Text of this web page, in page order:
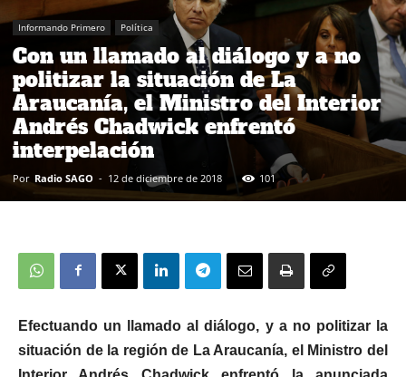
Informando Primero Política
Con un llamado al diálogo y a no
politizar la situación de La
Araucanía, el Ministro del Interior
Andrés Chadwick enfrentó
interpelación
Por Radio SAGO - 12 de diciembre de 2018 101
Efectuando un llamado al diálogo, y a no politizar la
situación de la región de La Araucanía, el Ministro del